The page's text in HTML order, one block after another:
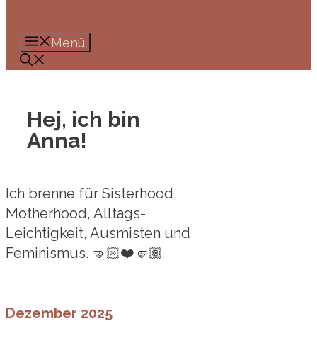
Menü
Hej, ich bin
Anna!
Ich brenne für Sisterhood,
Motherhood, Alltags-
Leichtigkeit, Ausmisten und
Feminismus. 🤜🏻❤️🤛🏽
Dezember 2025